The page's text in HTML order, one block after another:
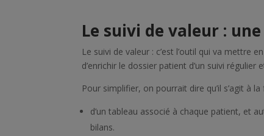
Le suivi de valeur :
Le suivi de valeur : c’est l’outil qui va mettre
d’enrichir le dossier patient d’un suivi
Pour simplifier, on pourrait dire qu’il s’agit à la
d’un tableau associé à chaque patient, et
bilans.